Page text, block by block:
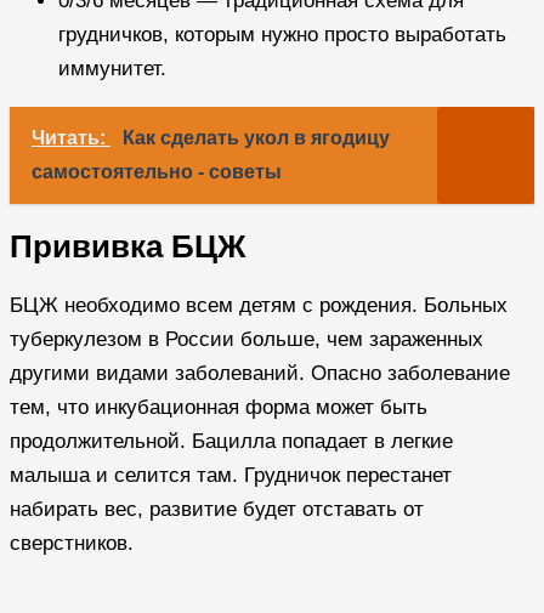
грудничков, которым нужно просто выработать
иммунитет.
Читать:
Как сделать укол в ягодицу
самостоятельно - советы
Прививка БЦЖ
БЦЖ необходимо всем детям с рождения. Больных
туберкулезом в России больше, чем зараженных
другими видами заболеваний. Опасно заболевание
тем, что инкубационная форма может быть
продолжительной. Бацилла попадает в легкие
малыша и селится там. Грудничок перестанет
набирать вес, развитие будет отставать от
сверстников.